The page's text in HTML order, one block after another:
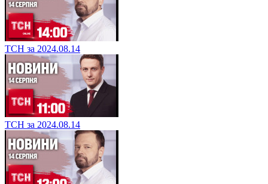
ТСН за 2024.08.14
ТСН за 2024.08.14